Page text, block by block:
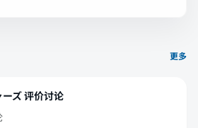
更多
ズ 评价讨论